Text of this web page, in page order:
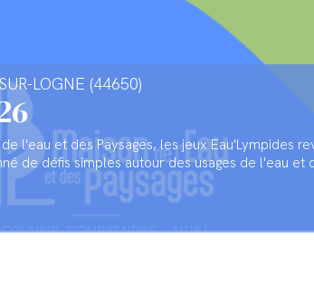
LOGNE (44650)
l'eau et des Paysages, les jeux Eau'Lympides
de défis simples autour des usages de l'eau et